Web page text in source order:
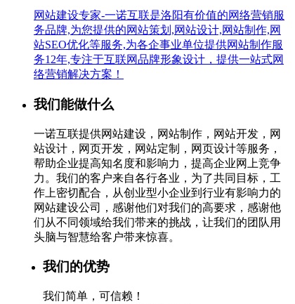
网站建设专家-一诺互联是洛阳有价值的网络营销服
务品牌,为您提供的网站策划,网站设计,网站制作,网
站SEO优化等服务,为各企事业单位提供网站制作服
务12年,专注于互联网品牌形象设计，提供一站式网
络营销解决方案！
我们能做什么
一诺互联提供网站建设，网站制作，网站开发，网
站设计，网页开发，网站定制，网页设计等服务，
帮助企业提高知名度和影响力，提高企业网上竞争
力。我们的客户来自各行各业，为了共同目标，工
作上密切配合，从创业型小企业到行业有影响力的
网站建设公司，感谢他们对我们的高要求，感谢他
们从不同领域给我们带来的挑战，让我们的团队用
头脑与智慧给客户带来惊喜。
我们的优势
我们简单，可信赖！